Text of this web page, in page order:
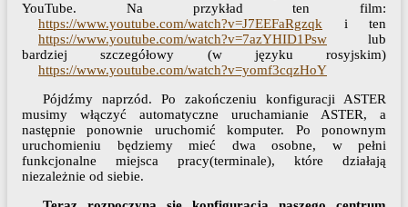
YouTube. Na przykład ten film:
https://www.youtube.com/watch?v=J7EEFaRgzqk i ten
https://www.youtube.com/watch?v=7azYHID1Psw lub
bardziej szczegółowy (w języku rosyjskim)
https://www.youtube.com/watch?v=yomf3cqzHoY
Pójdźmy naprzód. Po zakończeniu konfiguracji ASTER
musimy włączyć automatyczne uruchamianie ASTER, a
następnie ponownie uruchomić komputer. Po ponownym
uruchomieniu będziemy mieć dwa osobne, w pełni
funkcjonalne miejsca pracy(terminale), które działają
niezależnie od siebie.